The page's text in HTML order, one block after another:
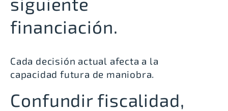
financiación.
Cada decisión actual afecta a la
capacidad futura de maniobra.
Confundir fiscalidad,